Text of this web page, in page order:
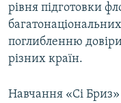
рівня підготовки
поглибленню
різних країн.
Навчання «Сі Бриз»